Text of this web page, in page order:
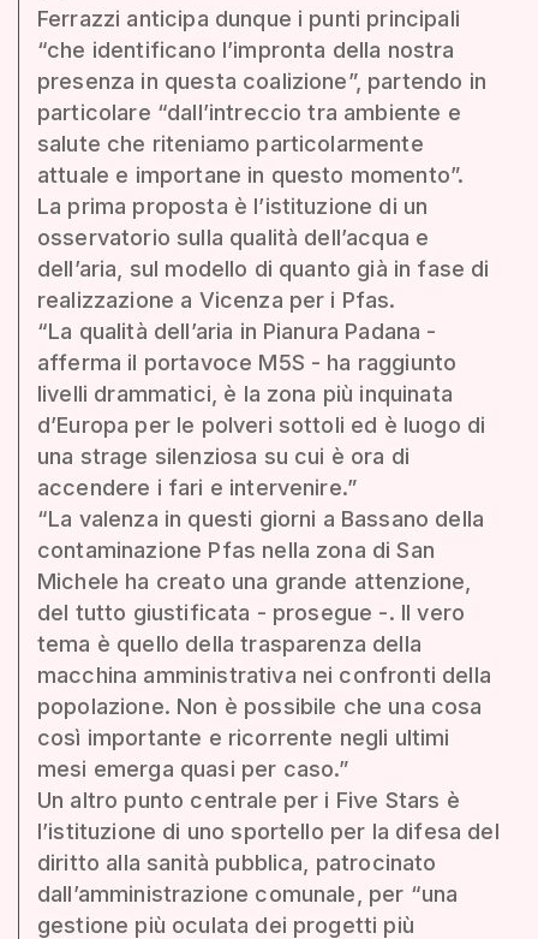
Ferrazzi anticipa dunque i punti principali
“che identificano l’impronta della nostra
presenza in questa coalizione”, partendo in
particolare “dall’intreccio tra ambiente e
salute che riteniamo particolarmente
attuale e importane in questo momento”.
La prima proposta è l’istituzione di un
osservatorio sulla qualità dell’acqua e
dell’aria, sul modello di quanto già in fase di
realizzazione a Vicenza per i Pfas.
“La qualità dell’aria in Pianura Padana -
afferma il portavoce M5S - ha raggiunto
livelli drammatici, è la zona più inquinata
d’Europa per le polveri sottoli ed è luogo di
una strage silenziosa su cui è ora di
accendere i fari e intervenire.”
“La valenza in questi giorni a Bassano della
contaminazione Pfas nella zona di San
Michele ha creato una grande attenzione,
del tutto giustificata - prosegue -. Il vero
tema è quello della trasparenza della
macchina amministrativa nei confronti della
popolazione. Non è possibile che una cosa
così importante e ricorrente negli ultimi
mesi emerga quasi per caso.”
Un altro punto centrale per i Five Stars è
l’istituzione di uno sportello per la difesa del
diritto alla sanità pubblica, patrocinato
dall’amministrazione comunale, per “una
gestione più oculata dei progetti più